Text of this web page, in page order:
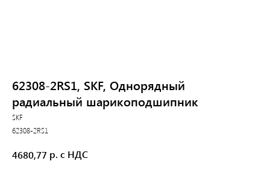
62308-2RS1, SKF, Однорядный
радиальный шарикоподшипник
SKF
62308-2RS1
4680,77 р. с НДС